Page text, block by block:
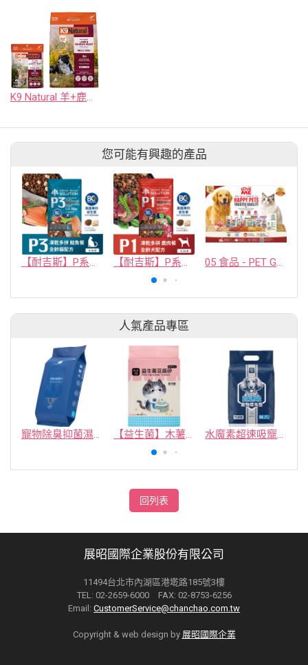
K9 Natural 羊+鹿主食凍乾鮮肉餐
您可能有興趣的產品
【耐吉斯】P系列-P3 凍乾多拼無穀鮭魚餐(全齡貓) 【耐吉斯】P系列-P1 凍乾多拼無穀鹿肉餐(全齡犬) 4.5磅 05 食品 - PET GUSTO CO.,LTD.
人氣產品專區
寵物除臭抑菌濕紙巾／30抽／無味【4包100】 【益生菌】木薯豆腐砂/豆腐砂 (1包最低$119起)抽貓砂機 水魔素超速吸寵物尿布墊買1送1
回列表
展昭國際企業股份有限公司
11494台北市內湖區港墘路185號3樓
TEL: 02-2659-6000 FAX: 02-8753-6256
Email: CustomerService@chanchao.com.tw
Copyright & web design by 展昭國際企業